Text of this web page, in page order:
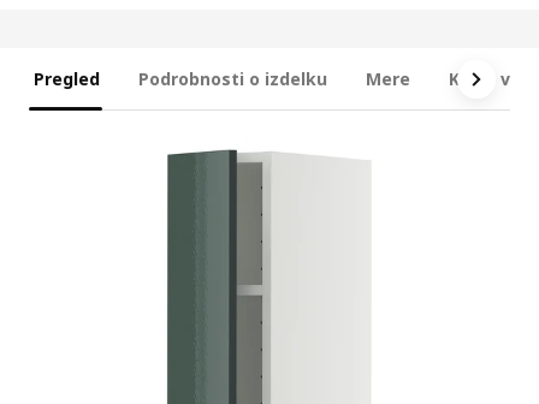
Pregled Podrobnosti o izdelku Mere Kaj je